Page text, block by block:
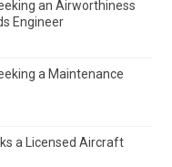
an Airworthiness
Engineer
a Maintenance
a Licensed Aircraft